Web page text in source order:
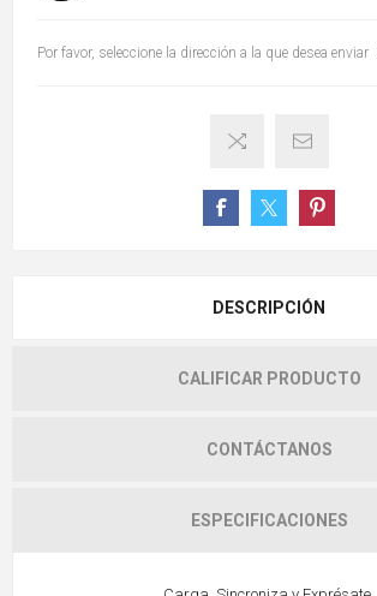
Por favor, seleccione la dirección a la que desea enviar
DESCRIPCIÓN
CALIFICAR PRODUCTO
CONTÁCTANOS
ESPECIFICACIONES